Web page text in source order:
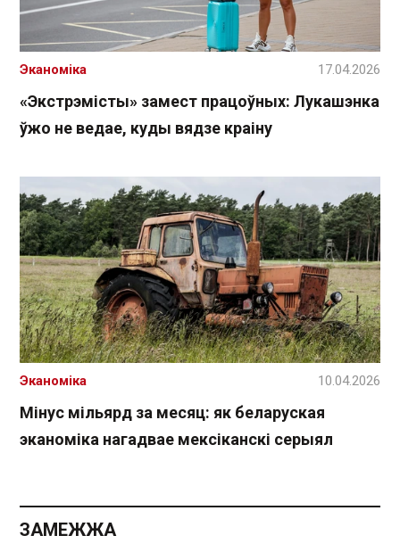
«Экстрэмісты» замест працоўных: Лукашэнка
ўжо не ведае, куды вядзе краіну
Эканоміка 17.04.2026
Мінус мільярд за месяц: як беларуская
эканоміка нагадвае мексіканскі серыял
Эканоміка 10.04.2026
ЗАМЕЖЖА